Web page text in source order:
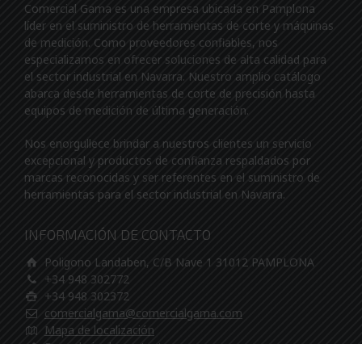
Comercial Gama es una empresa ubicada en Pamplona
líder en el suministro de herramientas de corte y máquinas
de medición. Como proveedores confiables, nos
especializamos en ofrecer soluciones de alta calidad para
el sector industrial en Navarra. Nuestro amplio catálogo
abarca desde herramientas de corte de precisión hasta
equipos de medición de última generación.
Nos enorgullece brindar a nuestros clientes un servicio
excepcional y productos de confianza respaldados por
marcas reconocidas y ser referentes en el suministro de
herramientas para el sector industrial en Navarra.
INFORMACIÓN DE CONTACTO
Poligono Landaben, C/B Nave 1 31012 PAMPLONA
+34 948 302772
+34 948 302372
comercialgama@comercialgama.com
Mapa de localización